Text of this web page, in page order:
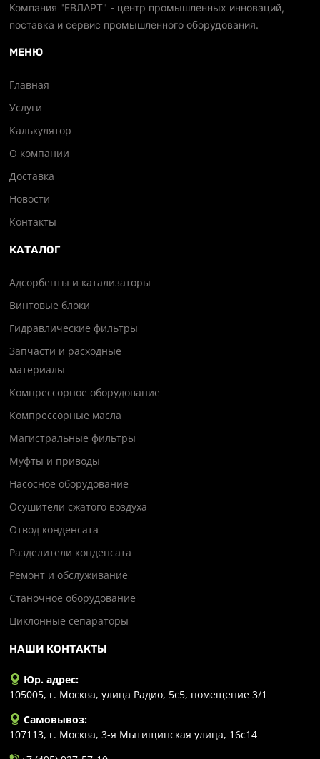
Компания "ЕВЛАРТ" - центр промышленных инноваций,
поставка и сервис промышленного оборудования.
МЕНЮ
Главная
Услуги
Калькулятор
О компании
Доставка
Новости
Контакты
КАТАЛОГ
Адсорбенты и катализаторы
Винтовые блоки
Гидравлические фильтры
Запчасти и расходные
материалы
Компрессорное оборудование
Компрессорные масла
Магистральные фильтры
Муфты и приводы
Насосное оборудование
Осушители сжатого воздуха
Отвод конденсата
Разделители конденсата
Ремонт и обслуживание
Станочное оборудование
Циклонные сепараторы
НАШИ КОНТАКТЫ
Юр. адрес:
105005, г. Москва, улица Радио, 5с5, помещение 3/1
Самовывоз:
107113, г. Москва, 3-я Мытищинская улица, 16с14